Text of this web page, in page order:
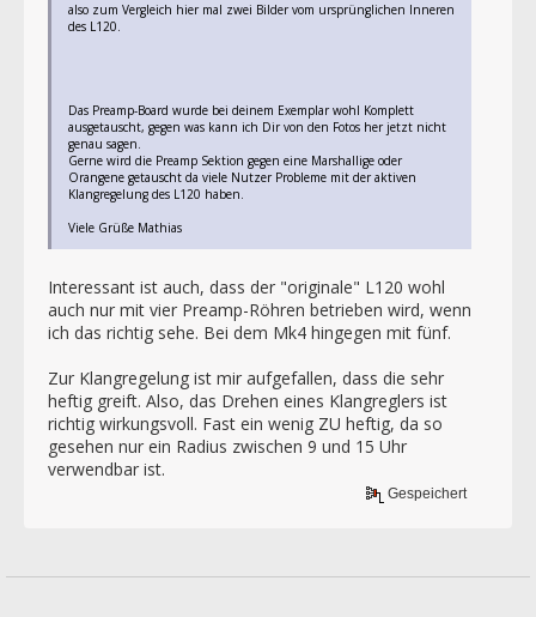
also zum Vergleich hier mal zwei Bilder vom ursprünglichen Inneren
des L120.
Das Preamp-Board wurde bei deinem Exemplar wohl Komplett
ausgetauscht, gegen was kann ich Dir von den Fotos her jetzt nicht
genau sagen.
Gerne wird die Preamp Sektion gegen eine Marshallige oder
Orangene getauscht da viele Nutzer Probleme mit der aktiven
Klangregelung des L120 haben.
Viele Grüße Mathias
Interessant ist auch, dass der "originale" L120 wohl
auch nur mit vier Preamp-Röhren betrieben wird, wenn
ich das richtig sehe. Bei dem Mk4 hingegen mit fünf.
Zur Klangregelung ist mir aufgefallen, dass die sehr
heftig greift. Also, das Drehen eines Klangreglers ist
richtig wirkungsvoll. Fast ein wenig ZU heftig, da so
gesehen nur ein Radius zwischen 9 und 15 Uhr
verwendbar ist.
Gespeichert